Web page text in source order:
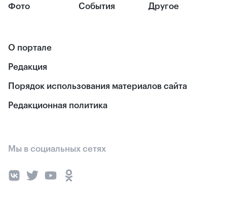
Фото События Другое
О портале
Редакция
Порядок использования материалов сайта
Редакционная политика
Мы в социальных сетях